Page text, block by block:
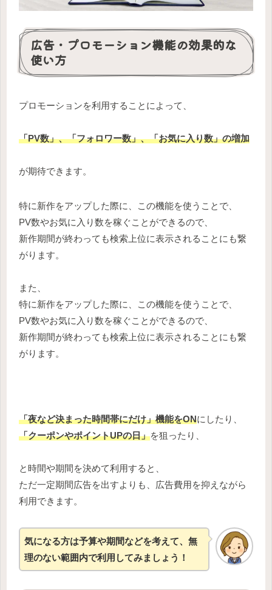
広告・プロモーション機能の効果的な
使い方
プロモーションを利用することによって、
「PV数」、「フォロワー数」、「お気に入り数」の増加
が期待できます。
特に新作をアップした際に、この機能を使うことで、
PV数やお気に入り数を稼ぐことができるので、
新作期間が終わっても検索上位に表示されることにも繋
がります。
また、
特に新作をアップした際に、この機能を使うことで、
PV数やお気に入り数を稼ぐことができるので、
新作期間が終わっても検索上位に表示されることにも繋
がります。
「夜など決まった時間帯にだけ」機能をONにしたり、
「クーポンやポイントUPの日」を狙ったり、
と時間や期間を決めて利用すると、
ただ一定期間広告を出すよりも、広告費用を抑えながら
利用できます。
気になる方は予算や期間などを考えて、無
理のない範囲内で利用してみましょう！